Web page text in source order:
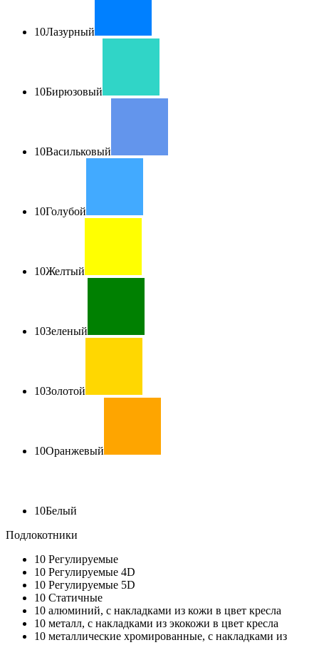
10Лазурный
10Бирюзовый
10Васильковый
10Голубой
10Желтый
10Зеленый
10Золотой
10Оранжевый
10Белый
Подлокотники
10 Регулируемые
10 Регулируемые 4D
10 Регулируемые 5D
10 Статичные
10 алюминий, с накладками из кожи в цвет кресла
10 металл, с накладками из экокожи в цвет кресла
10 металлические хромированные, с накладками из